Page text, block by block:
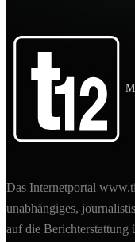
Das Internetportal
unabhängiges,
auf die Berichterstattung